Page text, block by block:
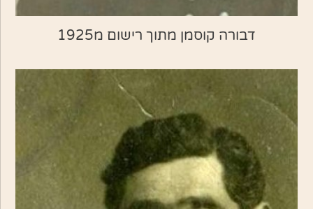
דבורה קוסמן מתוך רישום מ1925